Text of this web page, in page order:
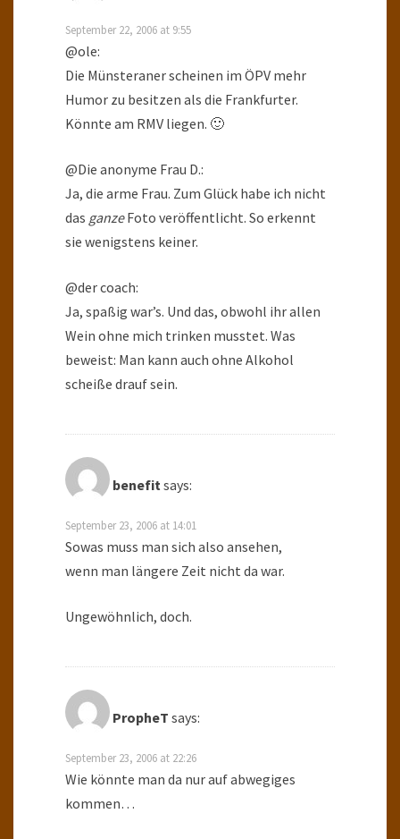
September 22, 2006 at 9:55
@ole:
Die Münsteraner scheinen im ÖPV mehr
Humor zu besitzen als die Frankfurter.
Könnte am RMV liegen. 🙂
@Die anonyme Frau D.:
Ja, die arme Frau. Zum Glück habe ich nicht
das ganzeFoto veröffentlicht. So erkennt
sie wenigstens keiner.
@der coach:
Ja, spaßig war’s. Und das, obwohl ihr allen
Wein ohne mich trinken musstet. Was
beweist: Man kann auch ohne Alkohol
scheiße drauf sein.
benefitsays:
September 23, 2006 at 14:01
Sowas muss man sich also ansehen,
wenn man längere Zeit nicht da war.
Ungewöhnlich, doch.
PropheT says:
September 23, 2006 at 22:26
Wie könnte man da nur auf abwegiges
kommen…